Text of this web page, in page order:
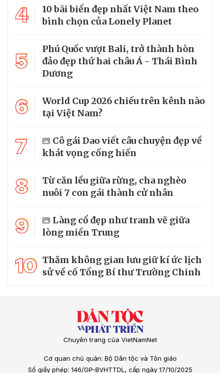
4
10 bãi biển đẹp nhất Việt Nam theo
bình chọn của Lonely Planet
5
Phú Quốc vượt Bali, trở thành hòn
đảo đẹp thứ hai châu Á - Thái Bình
Dương
6
World Cup 2026 chiếu trên kênh nào
tại Việt Nam?
7
Cô gái Dao viết câu chuyện đẹp về
khát vọng cống hiến
8
Từ căn lều giữa rừng, cha nghèo
nuôi 7 con gái thành cử nhân
9
Làng cổ đẹp như tranh vẽ giữa
lòng miền Trung
10 Thăm không gian lưu giữ kí ức lịch
sử về cố Tổng Bí thư Trường Chinh
Chuyên trang của VietNamNet
Cơ quan chủ quản: Bộ Dân tộc và Tôn giáo
Số giấy phép: 146/GP-BVHTTDL, cấp ngày 17/10/2025